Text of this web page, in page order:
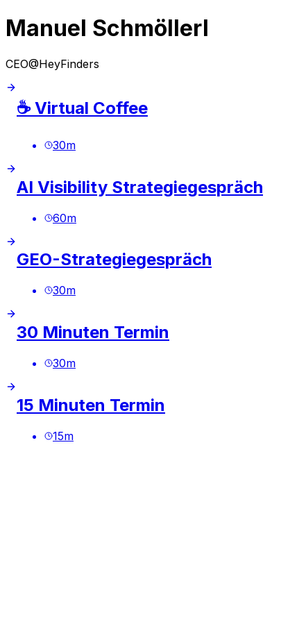
Manuel Schmöllerl
CEO@HeyFinders
☕️ Virtual Coffee
30m
AI Visibility Strategiegespräch
60m
GEO-Strategiegespräch
30m
30 Minuten Termin
30m
15 Minuten Termin
15m